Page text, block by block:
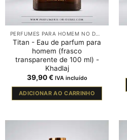
Titan - Eau de parfum para
homem (frasco
transparente de 100 ml) -
Khadlaj
39,90€ IVA incluído
ADICIONAR AO CARRINHO